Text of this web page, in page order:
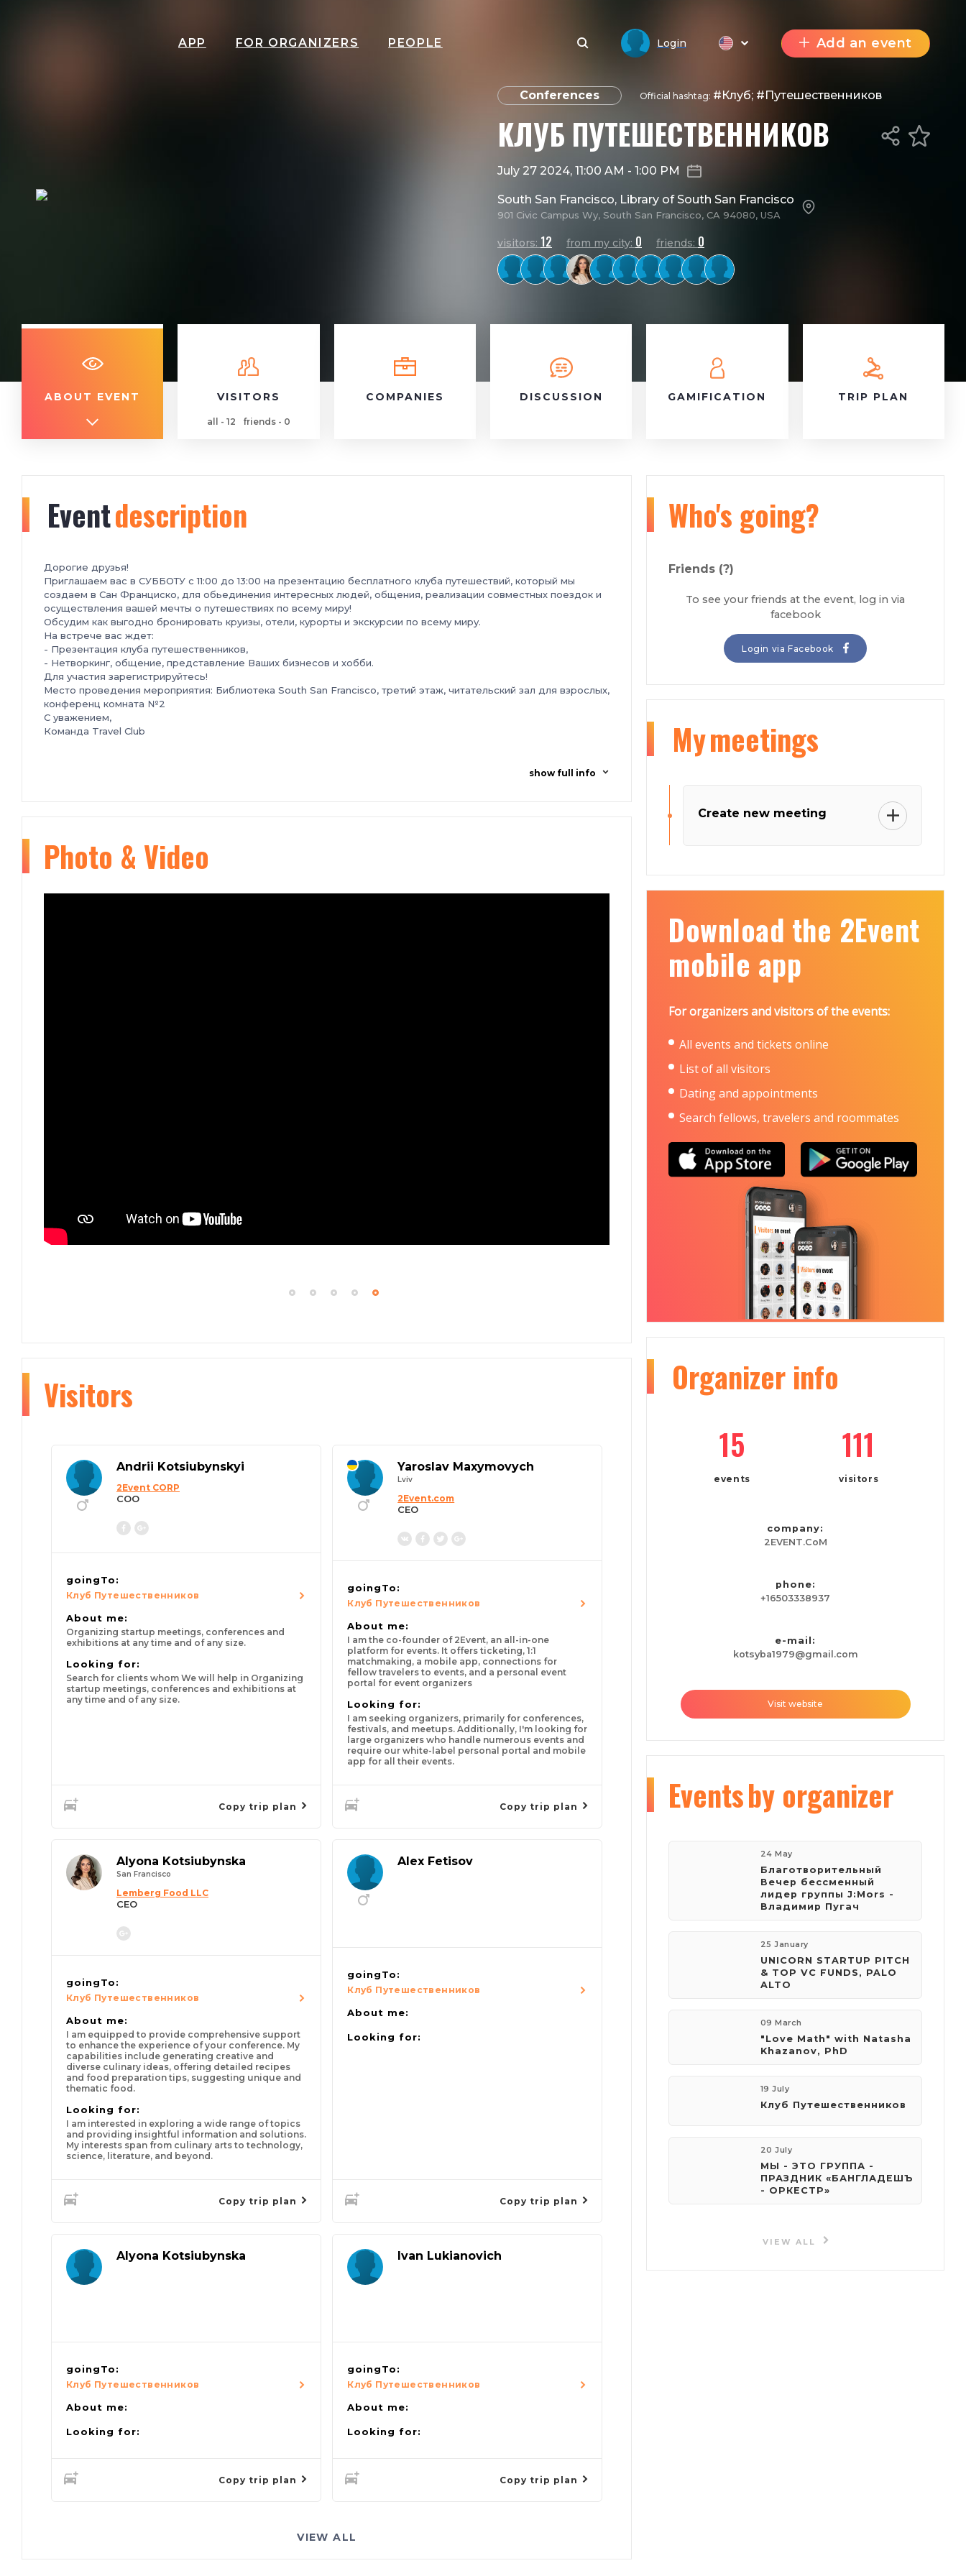
APP FOR ORGANIZERS PEOPLE Login Add an event
Conferences Official hashtag: #Клуб; #Путешественников
КЛУБ ПУТЕШЕСТВЕННИКОВ
July 27 2024, 11:00 AM - 1:00 PM
South San Francisco, Library of South San Francisco
901 Civic Campus Wy, South San Francisco, CA 94080, USA
visitors: 12 from my city: 0 friends: 0
ABOUT EVENT VISITORS
all - 12 friends - 0
COMPANIES DISCUSSION GAMIFICATION TRIP PLAN
Eventdescription
Дорогие друзья!
Приглашаем вас в СУББОТУ c 11:00 до 13:00 на презентацию бесплатного клуба путешествий, который мы
создаем в Сан Франциско, для обьединения интересных людей, общения, реализации совместных поездок и
осуществления вашей мечты о путешествиях по всему миру!
Обсудим как выгодно бронировать круизы, отели, курорты и экскурсии по всему миру.
На встрече вас ждет:
- Презентация клуба путешественников,
- Нетворкинг, общение, представление Ваших бизнесов и хобби.
Для участия зарегистрируйтесь!
Место проведения мероприятия: Библиотека South San Francisco, третий этаж, читательский зал для взрослых,
конференц комната №2
С уважением,
Команда Travel Club
show full info
Photo & Video
Who's going?
Friends (?)
To see your friends at the event, log in via
facebook
Login via Facebook
Mymeetings
Create new meeting
Download the 2Event
mobile app
For organizers and visitors of the events:
All events and tickets online
List of all visitors
Dating and appointments
Search fellows, travelers and roommates
Visitors
Andrii Kotsiubynskyi
2Event CORP
COO
goingTo:
Клуб Путешественников
About me:
Organizing startup meetings, conferences and
exhibitions at any time and of any size.
Looking for:
Search for clients whom We will help in Organizing
startup meetings, conferences and exhibitions at
any time and of any size.
Copy trip plan
Yaroslav Maxymovych
Lviv
2Event.com
CEO
goingTo:
Клуб Путешественников
About me:
I am the co-founder of 2Event, an all-in-one
platform for events. It offers ticketing, 1:1
matchmaking, a mobile app, connections for
fellow travelers to events, and a personal event
portal for event organizers
Looking for:
I am seeking organizers, primarily for conferences,
festivals, and meetups. Additionally, I'm looking for
large organizers who handle numerous events and
require our white-label personal portal and mobile
app for all their events.
Copy trip plan
Alyona Kotsiubynska
San Francisco
Lemberg Food LLC
CEO
goingTo:
Клуб Путешественников
About me:
I am equipped to provide comprehensive support
to enhance the experience of your conference. My
capabilities include generating creative and
diverse culinary ideas, offering detailed recipes
and food preparation tips, suggesting unique and
thematic food.
Looking for:
I am interested in exploring a wide range of topics
and providing insightful information and solutions.
My interests span from culinary arts to technology,
science, literature, and beyond.
Copy trip plan
Alex Fetisov
goingTo:
Клуб Путешественников
About me:
Looking for:
Copy trip plan
Alyona Kotsiubynska
goingTo:
Клуб Путешественников
About me:
Looking for:
Copy trip plan
Ivan Lukianovich
goingTo:
Клуб Путешественников
About me:
Looking for:
Copy trip plan
VIEW ALL
Organizer info
15
events
111
visitors
company:
2EVENT.CoM
phone:
+16503338937
e-mail:
kotsyba1979@gmail.com
Visit website
Eventsby organizer
24 May
Благотворительный
Вечер бессменный
лидер группы J:Mors -
Владимир Пугач
25 January
UNICORN STARTUP PITCH
& TOP VC FUNDS, PALO
ALTO
09 March
"Love Math" with Natasha
Khazanov, PhD
19 July
Клуб Путешественников
20 July
МЫ - ЭТО ГРУППА -
ПРАЗДНИК «БАНГЛАДЕШЪ
- ОРКЕСТР»
VIEW ALL